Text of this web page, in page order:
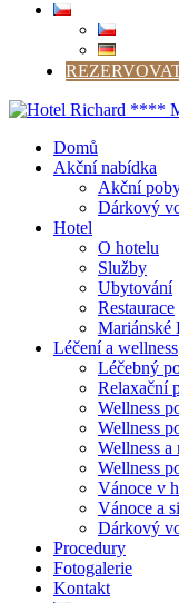
Domů
Akční nabídka
Akční
Dárkový
Hotel
O hotelu
Služby
Ubytování
Restaurace
Mariánské
Léčení a wellness
Léčebný
Relaxační
Wellness
Wellness
Wellness a
Wellness
Vánoce v
Vánoce a
Dárkový
Procedury
Fotogalerie
Kontakt